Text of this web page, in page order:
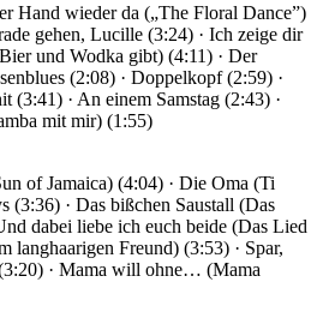
Hand wieder da („The Floral Dance”)
gehen, Lucille (3:24) · Ich zeige dir
und Wodka gibt) (4:11) · Der
(2:08) · Doppelkopf (2:59) ·
(3:41) · An einem Samstag (2:43) ·
mit mir) (1:55)
of Jamaica) (4:04) · Die Oma (Ti
(3:36) · Das bißchen Saustall (Das
dabei liebe ich euch beide (Das Lied
langhaarigen Freund) (3:53) · Spar,
· Mama will ohne… (Mama